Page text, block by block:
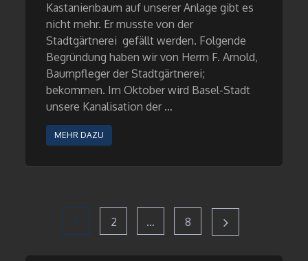
Kastanienbaum auf unserer Anlage gibt es
nicht mehr. Er musste von der
Stadtgärtnerei gefällt werden. Folgende
Begründung haben wir von Herrn F. Arnold,
Baumpfleger der Stadtgärtnerei;
bekommen. Im Oktober wird Basel-Stadt
unsere Kanalisation der …
MEHR DAZU
Page
1 Page
2 … Page
8